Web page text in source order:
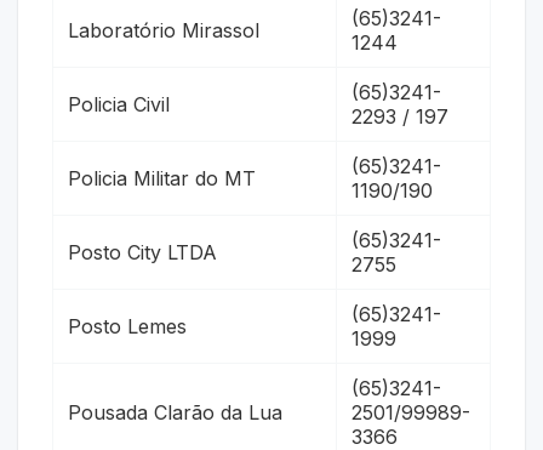
Laboratório Mirassol
(65)3241-
1244
Policia Civil
(65)3241-
2293 / 197
Policia Militar do MT
(65)3241-
1190/190
Posto City LTDA
(65)3241-
2755
Posto Lemes
(65)3241-
1999
Pousada Clarão da Lua
(65)3241-
2501/99989-
3366